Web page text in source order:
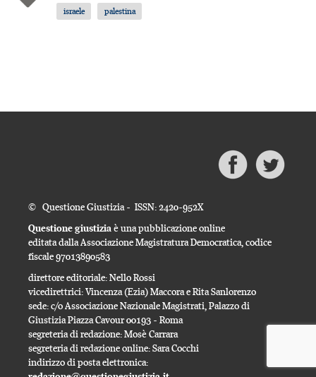
israele
palestina
© Questione Giustizia - ISSN: 2420-952X
Questione giustiziaè una pubblicazione online
editata dalla Associazione Magistratura Democratica, codice
fiscale 97013890583
direttore editoriale: Nello Rossi
vicedirettrici: Vincenza (Ezia) Maccora e Rita Sanlorenzo
sede: c/o Associazione Nazionale Magistrati, Palazzo di
Giustizia Piazza Cavour 00193 - Roma
segreteria di redazione: Mosè Carrara
segreteria di redazione online: Sara Cocchi
indirizzo di posta elettronica: